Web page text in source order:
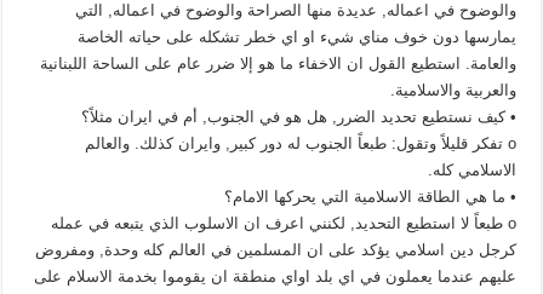
والوضوح في اعماله, عديدة منها الصراحة والوضوح في اعماله, التي
يمارسها دون خوف مناي شيء او اي خطر تشكله على حياته الخاصة
والعامة. استطيع القول ان الاخفاء ما هو إلا ضرر عام على الساحة اللبنانية
والعربية والاسلامية.
• كيف نستطيع تحديد الضرر, هل هو في الجنوب, أم في ايران مثلاً؟
o تفكر قليلاً وتقول: طبعاً الجنوب له دور كبير, وايران كذلك. والعالم
الاسلامي كله.
• ما هي الطاقة الاسلامية التي يحركها الامام؟
o طبعاً لا استطيع التحديد, لكنني اعرف ان الاسلوب الذي يتبعه في عمله
كرجل دين اسلامي يؤكد على ان المسلمين في العالم كله وحدة, ومفروض
عليهم عندما يعملون في اي بلد اواي منطقة ان يقوموا بخدمة الاسلام على